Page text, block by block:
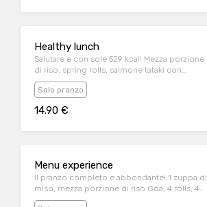
Healthy lunch
Salutare e con sole 529 kcal! Mezza porzione
di riso, spring rolls, salmone tataki con
avocado e sesamo
Solo pranzo
14.90 €
Menu experience
Il pranzo completo e abbondante! 1 zuppa di
miso, mezza porzione di riso Goa, 4 rolls, 4
nigiri, gelato al the verde